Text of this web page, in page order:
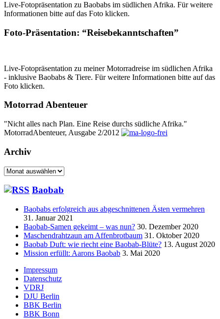
Live-Fotopräsentation zu Baobabs im südlichen Afrika. Für weitere
Informationen bitte auf das Foto klicken.
Foto-Präsentation: “Reisebekanntschaften”
Live-Fotopräsentation zu meiner Motorradreise im südlichen Afrika
- inklusive Baobabs & Tiere. Für weitere Informationen bitte auf das
Foto klicken.
Motorrad Abenteuer
"Nicht alles nach Plan. Eine Reise durchs südliche Afrika."
MotorradAbenteuer, Ausgabe 2/2012
Archiv
Archiv
Baobab
Baobabs erfolgreich aus abgeschnittenen Ästen vermehren
31. Januar 2021
Baobab-Samen gekeimt – was nun? 30. Dezember 2020
Maschendrahtzaun am Affenbrotbaum 31. Oktober 2020
Baobab Duft: wie riecht eine Baobab-Blüte? 13. August 2020
Mission erfüllt: Aarons Baobab 3. Mai 2020
Seitenfuß-
Menü
Impressum
Datenschutz
VDRJ
DJU Berlin
BBK Berlin
BBK Bonn